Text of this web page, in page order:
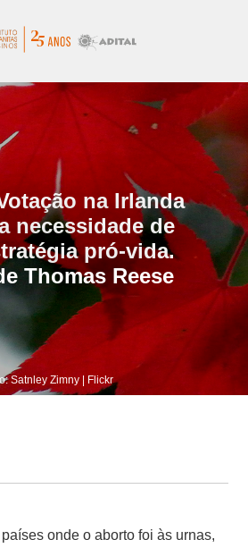
na Irlanda
necessidade de
pró-vida.
Thomas Reese
Satnley Zimny | Flickr
onde o aborto foi às urnas,